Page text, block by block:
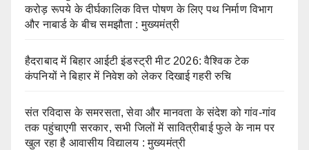
करोड़ रूपये के दीर्घकालिक वित्त पोषण के लिए पथ निर्माण विभाग
और नाबार्ड के बीच समझौता : मुख्यमंत्री
हैदराबाद में बिहार आईटी इंडस्ट्री मीट 2026: वैश्विक टेक
कंपनियों ने बिहार में निवेश को लेकर दिखाई गहरी रुचि
संत रविदास के समरसता, सेवा और मानवता के संदेश को गांव-गांव
तक पहुंचाएगी सरकार, सभी जिलों में सावित्रीबाई फुले के नाम पर
खुल रहा है आवासीय विद्यालय : मुख्यमंत्री